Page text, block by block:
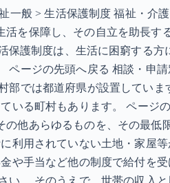
一般 > 生活保護制度 福祉・
を保障し、その自立を助長
護制度は、生活に困窮する
ージの先頭へ戻る 相談・申
では都道府県が設置してい
いる町村もあります。 ペー
他あらゆるものを、その最
利用されていない土地・家屋
や手当など他の制度で給付を